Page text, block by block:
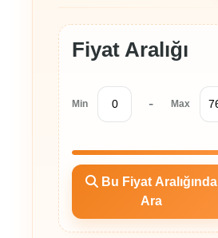
info@alfamarketim.com
Mercan
Tacirhane
Kazova
İş hanı
No:21 İç
Kapı No:
211 Fatih
/ İstanbul
Fiyat Aralığı
Min - Max
Bu Fiyat Aralığında
Ara